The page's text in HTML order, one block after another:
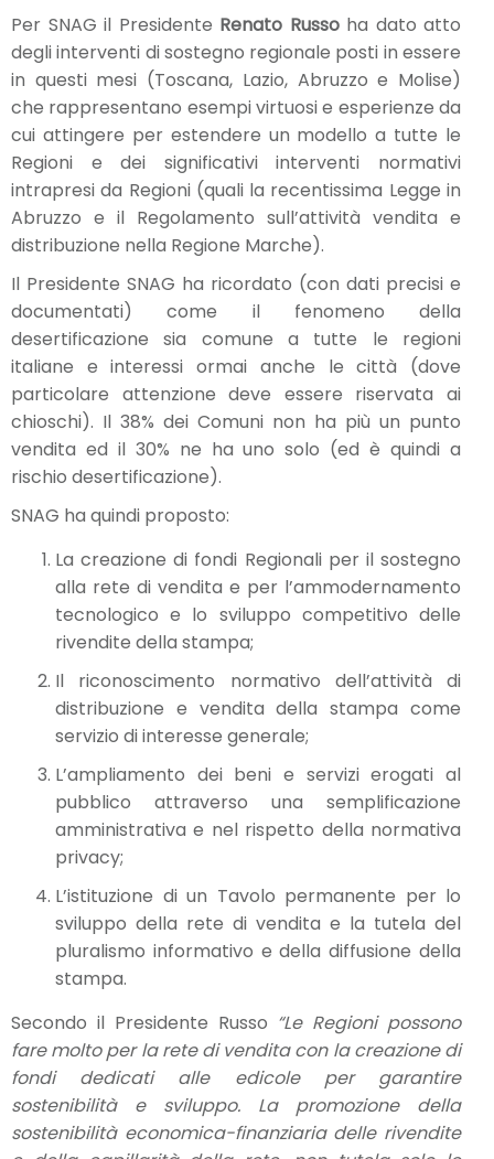
Per SNAG il Presidente Renato Russoha dato atto
degli interventi di sostegno regionale posti in essere
in questi mesi (Toscana, Lazio, Abruzzo e Molise)
che rappresentano esempi virtuosi e esperienze da
cui attingere per estendere un modello a tutte le
Regioni e dei significativi interventi normativi
intrapresi da Regioni (quali la recentissima Legge in
Abruzzo e il Regolamento sull’attività vendita e
distribuzione nella Regione Marche).
Il Presidente SNAG ha ricordato (con dati precisi e
documentati) come il fenomeno della
desertificazione sia comune a tutte le regioni
italiane e interessi ormai anche le città (dove
particolare attenzione deve essere riservata ai
chioschi). Il 38% dei Comuni non ha più un punto
vendita ed il 30% ne ha uno solo (ed è quindi a
rischio desertificazione).
SNAG ha quindi proposto:
La creazione di fondi Regionali per il sostegno
alla rete di vendita e per l’ammodernamento
tecnologico e lo sviluppo competitivo delle
rivendite della stampa;
Il riconoscimento normativo dell’attività di
distribuzione e vendita della stampa come
servizio di interesse generale;
L’ampliamento dei beni e servizi erogati al
pubblico attraverso una semplificazione
amministrativa e nel rispetto della normativa
privacy;
L’istituzione di un Tavolo permanente per lo
sviluppo della rete di vendita e la tutela del
pluralismo informativo e della diffusione della
stampa.
Secondo il Presidente Russo “Le Regioni possono
fare molto per la rete di vendita con la creazione di
fondi dedicati alle edicole per garantire
sostenibilità e sviluppo. La promozione della
sostenibilità economica-finanziaria delle rivendite